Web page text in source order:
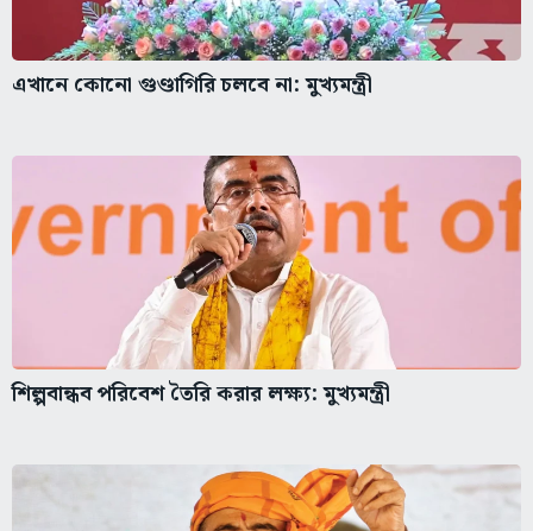
এখানে কোনো গুণ্ডাগিরি চলবে না: মুখ্যমন্ত্রী
শিল্পবান্ধব পরিবেশ তৈরি করার লক্ষ্য: মুখ্যমন্ত্রী